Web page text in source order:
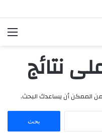
نتائج
من الممكن أن يساعدك البحث.